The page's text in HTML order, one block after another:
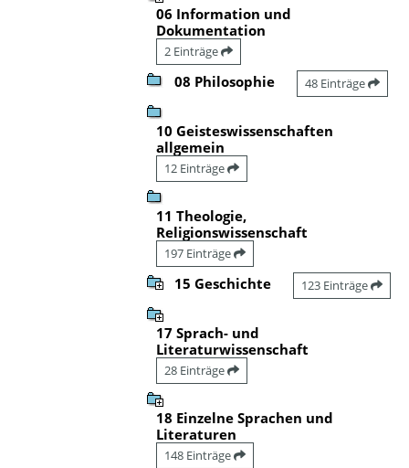
06 Information und
Dokumentation
2 Einträge
08 Philosophie 48 Einträge
10 Geisteswissenschaften
allgemein
12 Einträge
11 Theologie,
Religionswissenschaft
197 Einträge
15 Geschichte 123 Einträge
17 Sprach- und
Literaturwissenschaft
28 Einträge
18 Einzelne Sprachen und
Literaturen
148 Einträge